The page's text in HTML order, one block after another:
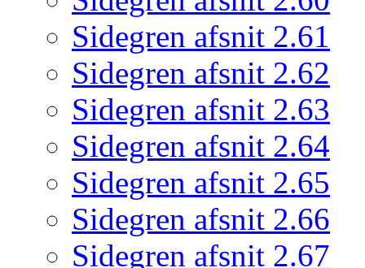
Sidegren afsnit 2.61
Sidegren afsnit 2.62
Sidegren afsnit 2.63
Sidegren afsnit 2.64
Sidegren afsnit 2.65
Sidegren afsnit 2.66
Sidegren afsnit 2.67